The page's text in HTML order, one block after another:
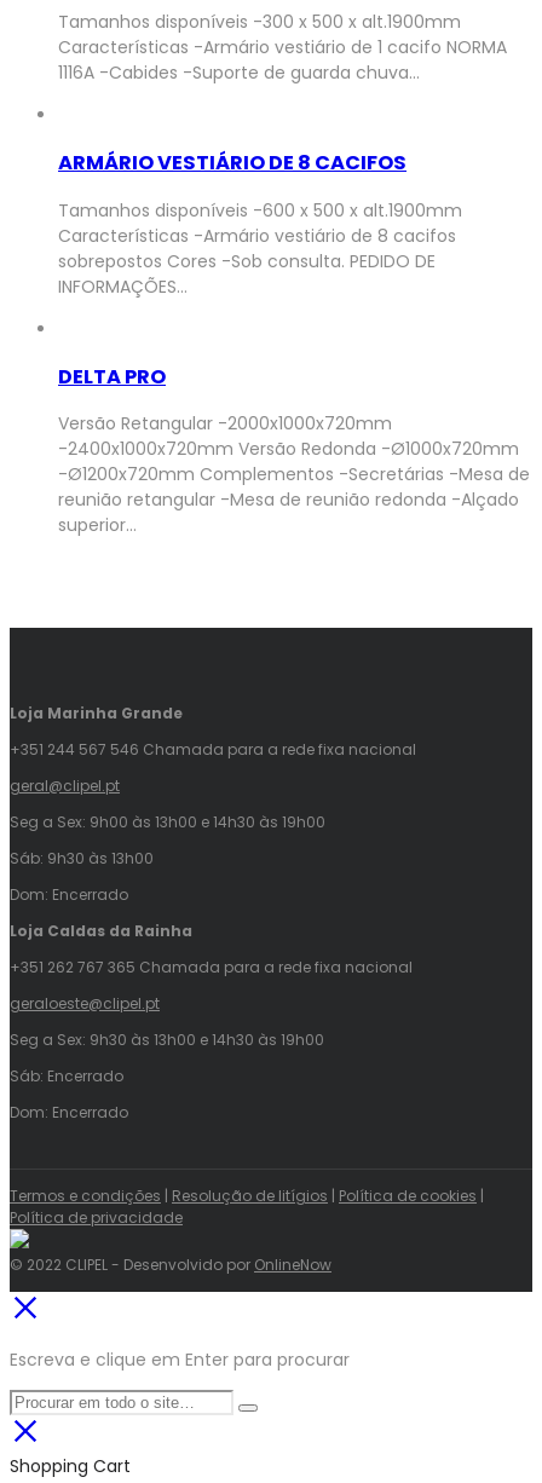
Tamanhos disponíveis -300 x 500 x alt.1900mm
Características -Armário vestiário de 1 cacifo NORMA
1116A -Cabides -Suporte de guarda chuva…
ARMÁRIO VESTIÁRIO DE 8 CACIFOS
Tamanhos disponíveis -600 x 500 x alt.1900mm
Características -Armário vestiário de 8 cacifos
sobrepostos Cores -Sob consulta. PEDIDO DE
INFORMAÇÕES…
DELTA PRO
Versão Retangular -2000x1000x720mm
-2400x1000x720mm Versão Redonda -Ø1000x720mm
-Ø1200x720mm Complementos -Secretárias -Mesa de
reunião retangular -Mesa de reunião redonda -Alçado
superior…
Loja Marinha Grande
+351 244 567 546 Chamada para a rede fixa nacional
geral@clipel.pt
Seg a Sex: 9h00 às 13h00 e 14h30 às 19h00
Sáb: 9h30 às 13h00
Dom: Encerrado
Loja Caldas da Rainha
+351 262 767 365 Chamada para a rede fixa nacional
geraloeste@clipel.pt
Seg a Sex: 9h30 às 13h00 e 14h30 às 19h00
Sáb: Encerrado
Dom: Encerrado
Termos e condições Resolução de litígios Política de cookies
Política de privacidade
© 2022 CLIPEL - Desenvolvido por OnlineNow
Escreva e clique em Enter para procurar
Shopping Cart